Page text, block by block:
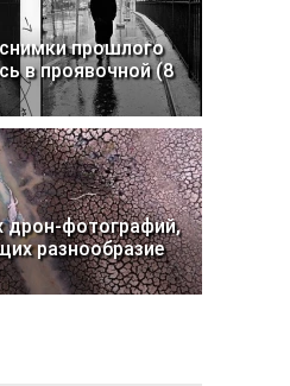
прошлого
в проявочной (8
дрон-фотографий,
разнообразие